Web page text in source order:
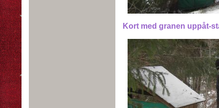
Kort med granen uppåt-